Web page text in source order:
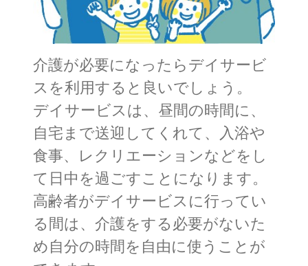
介護が必要になったらデイサービ
スを利用すると良いでしょう。
デイサービスは、昼間の時間に、
自宅まで送迎してくれて、入浴や
食事、レクリエーションなどをし
て日中を過ごすことになります。
高齢者がデイサービスに行ってい
る間は、介護をする必要がないた
め自分の時間を自由に使うことが